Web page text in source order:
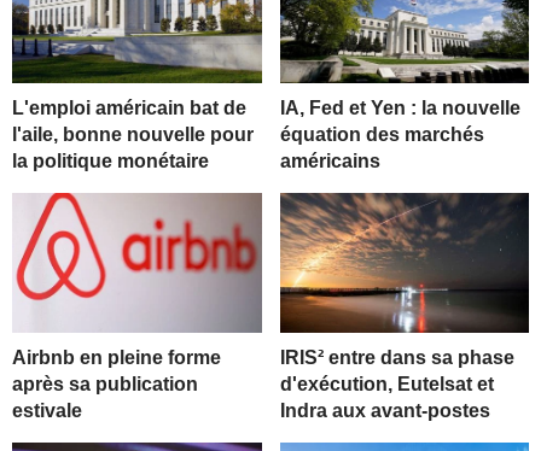
L'emploi américain bat de
l'aile, bonne nouvelle pour
la politique monétaire
IA, Fed et Yen : la nouvelle
équation des marchés
américains
Airbnb en pleine forme
après sa publication
estivale
IRIS² entre dans sa phase
d'exécution, Eutelsat et
Indra aux avant-postes